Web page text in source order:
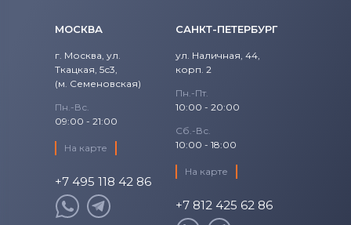
МОСКВА
г. Москва, ул.
Ткацкая, 5с3,
(м. Семеновская)
Пн.-Вс.
09:00 - 21:00
На карте
+7 495 118 42 86
САНКТ-ПЕТЕРБУРГ
ул. Наличная, 44,
корп. 2
Пн.-Пт.
10:00 - 20:00
Сб.-Вс.
10:00 - 18:00
На карте
+7 812 425 62 86